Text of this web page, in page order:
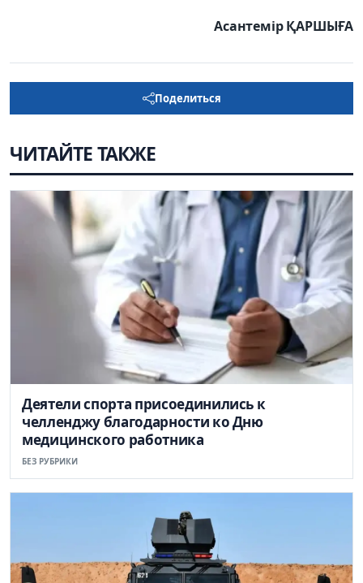
Асантемір ҚАРШЫҒА
Поделиться
ЧИТАЙТЕ ТАКЖЕ
Деятели спорта присоединились к
челленджу благодарности ко Дню
медицинского работника
БЕЗ РУБРИКИ